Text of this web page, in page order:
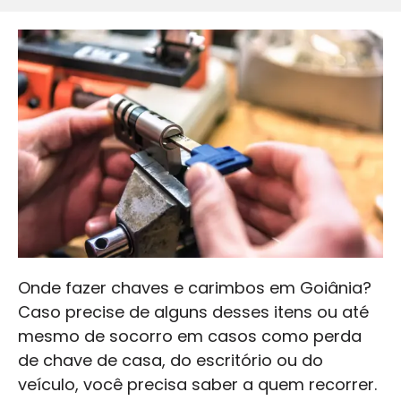
Onde fazer chaves e carimbos em Goiânia?
Caso precise de alguns desses itens ou até
mesmo de socorro em casos como perda
de chave de casa, do escritório ou do
veículo, você precisa saber a quem recorrer.